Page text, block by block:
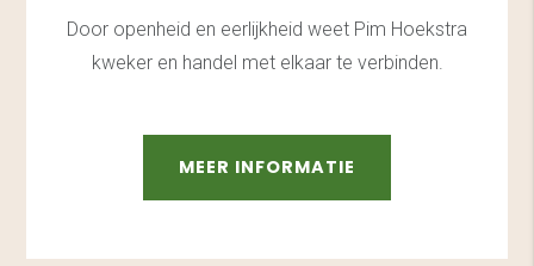
Door openheid en eerlijkheid weet Pim Hoekstra
kweker en handel met elkaar te verbinden.
MEER INFORMATIE